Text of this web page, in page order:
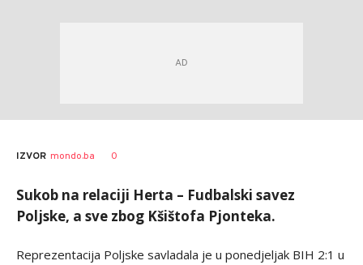
IZVOR mondo.ba 0
Sukob na relaciji Herta – Fudbalski savez
Poljske, a sve zbog Kšištofa Pjonteka.
Reprezentacija Poljske savladala je u ponedjeljak BIH 2:1 u